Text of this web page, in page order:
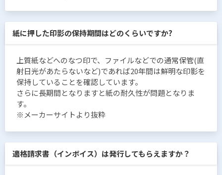
紙に押した印影の保持期間はどのくらいですか?
上質紙などへのなつ印で、ファイルなどでの通常保管(直
射日光があたらないなど)であれば20年間は鮮明な印影を
保持していることを確認しています。
さらに長期間となりますと紙の耐久性が問題となりま
す。
※メーカーサイトより抜粋
適格請求書（インボイス）は発行してもらえますか？